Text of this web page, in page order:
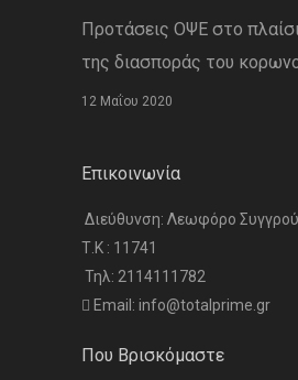
Προτάσεις ΟΨΕ στο
της διασποράς του
12 Μαΐου 2020
Επικοινωνία
Διεύθυνση: Λεωφόρο
Τ.Κ : 11741
Τηλ: 2114111782
Email: info@totalprime.gr
Που Βρισκόμαστε